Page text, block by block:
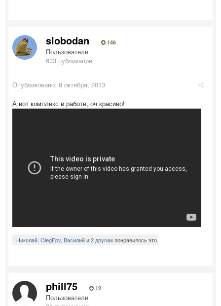
slobodan 146
Пользователи
633 публикации
Опубликовано: 8 октября, 2013
А вот комплекс в работе, оч красиво!
Николай OlegFpv, Василийи2 другим понравилось это
phill75 12
Пользователи